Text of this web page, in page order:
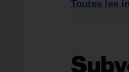
Toutes les